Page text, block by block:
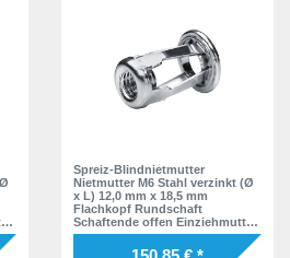
Spreiz-Blindnietmutter
Nietmutter M6 Stahl verzinkt (Ø
x L) 12,0 mm x 18,5 mm
Flachkopf Rundschaft
Schaftende offen Einziehmutter
Einnietmuttern - GO-FOUR